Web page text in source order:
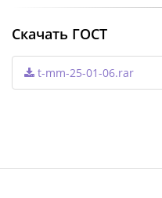
Скачать ГОСТ
t-mm-25-01-06.rar